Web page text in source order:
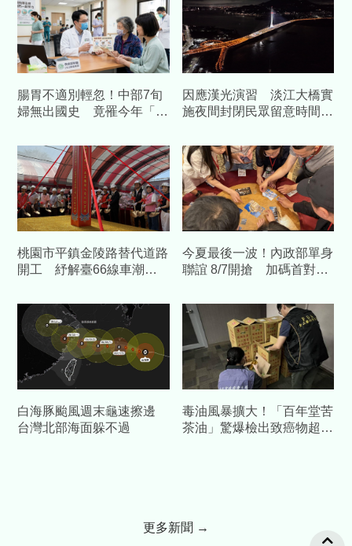
腸胃不適別輕忽！中部7旬
婦無出國史 竟罹今年「首
因應漢光演習 淡江大橋實
施夜間封閉民眾留意時間改
桃園市平鎮金陵路替代道路
開工 紓解臺66線車潮中
今夏最後一波！內政部單身
聯誼 8/7開搶 加碼首對結
白海豚颱風週末龜速擦邊
台灣北部海面躲不過
毒油風暴擴大！「百年堂苦
茶油」驚爆檢出致癌物超
更多新聞 →